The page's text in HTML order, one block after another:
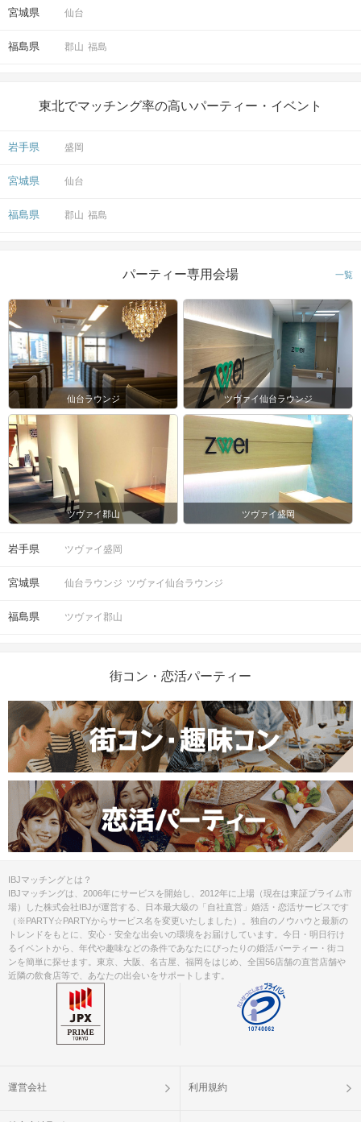
宮城県 仙台
福島県 郡山 福島
東北でマッチング率の高いパーティー・イベント
岩手県 盛岡
宮城県 仙台
福島県 郡山 福島
パーティー専用会場 一覧
仙台ラウンジ ツヴァイ仙台ラウンジ
ツヴァイ郡山 ツヴァイ盛岡
岩手県 ツヴァイ盛岡
宮城県 仙台ラウンジ ツヴァイ仙台ラウンジ
福島県 ツヴァイ郡山
街コン・恋活パーティー
IBJマッチングとは？
IBJマッチングは、2006年にサービスを開始し、2012年に上場（現在は東証プライム市
場）した株式会社IBJが運営する、日本最大級の「自社直営」婚活・恋活サービスです
（※PARTY☆PARTYからサービス名を変更いたしました）。独自のノウハウと最新の
トレンドをもとに、安心・安全な出会いの環境をお届けしています。今日・明日行け
るイベントから、年代や趣味などの条件であなたにぴったりの婚活パーティー・街コ
ンを簡単に探せます。東京、大阪、名古屋、福岡をはじめ、全国56店舗の直営店舗や
近隣の飲食店等で、あなたの出会いをサポートします。
運営会社 利用規約